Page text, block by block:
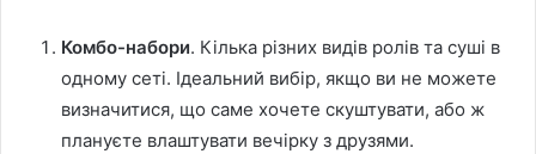
Комбо-набори. Кілька різних видів ролів та суші в
одному сеті. Ідеальний вибір, якщо ви не можете
визначитися, що саме хочете скуштувати, або ж
плануєте влаштувати вечірку з друзями.